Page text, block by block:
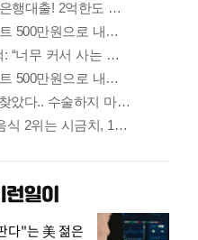
다"는 美 젊은